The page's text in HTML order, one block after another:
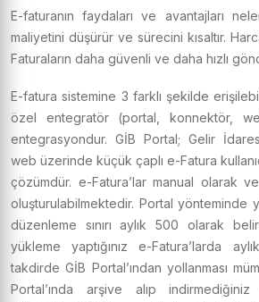
E-faturanın faydaları ve avantajları
maliyetini düşürür ve sürecini kısaltır.
Faturaların daha güvenli ve daha hızlı
E-fatura sistemine 3 farklı şekilde
özel entegratör (portal, konnektör,
entegrasyondur. GİB Portal; Gelir İdaresi
web üzerinde küçük çaplı e-Fatura
çözümdür. e-Fatura’lar manual olarak
oluşturulabilmektedir. Portal yönteminde
düzenleme sınırı aylık 500 olarak
yükleme yaptığınız e-Fatura’larda
takdirde GİB Portal’ından yollanması
Portal’ında arşive alıp indirmediğiniz